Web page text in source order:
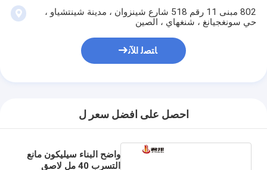
802 مبنى 11 رقم 518 شارع شينزوان ، مدينة شينتشياو ،
حي سونغجيانغ ، شنغهاي ، الصين
ﺎﺘﺼﻟ ﺍﻶﻧ
احصل على افضل سعر ل
واضح البناء سيليكون مانع
التسرب 40 مل لاصق